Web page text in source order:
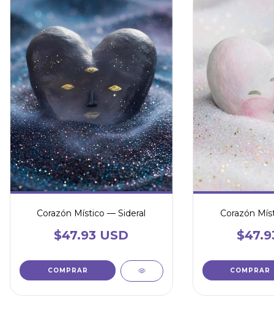
Corazón Místico — Sideral
$47.93 USD
Corazón